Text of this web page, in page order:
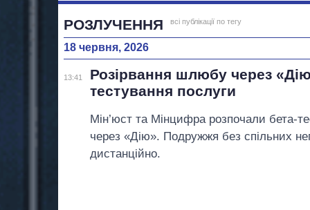
УСІ ПОЛІТИКИ
РОЗЛУЧЕННЯ всі публікації по тегу
18 червня, 2026
13:41
Розірвання шлюбу через
тестування послуги
Мін’юст та Мінцифра розпочали бета-
через «Дію». Подружжя без спільних
дистанційно.